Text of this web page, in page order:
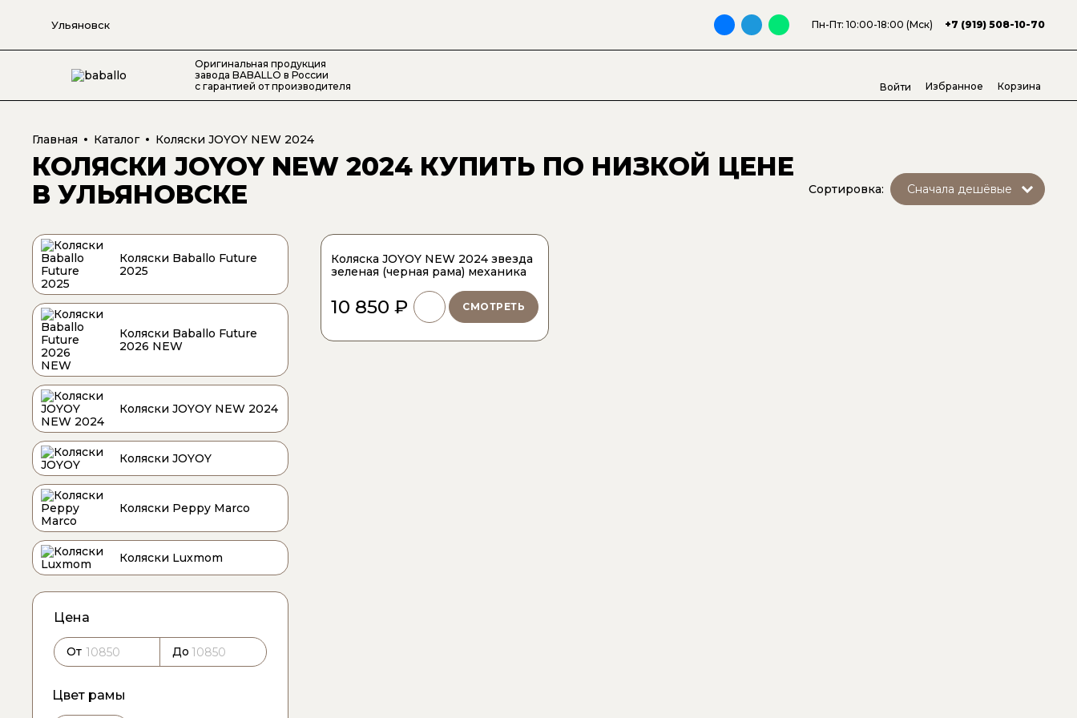
Ульяновск Пн-Пт: 10:00-18:00 (Мск) +7 (919) 508-10-70
Оригинальная продукция
завода BABALLO в России
с гарантией от производителя
Войти Избранное Корзина
Главная Каталог Коляски JOYOY NEW 2024
КОЛЯСКИ JOYOY NEW 2024 КУПИТЬ ПО НИЗКОЙ ЦЕНЕ
В УЛЬЯНОВСКЕ
Коляски Baballo Future
2025
Коляски Baballo Future
2026 NEW
Коляски JOYOY NEW 2024
Коляски JOYOY
Коляски Peppy Marco
Коляски Luxmom
Цена
От До
Цвет рамы
Сортировка:
Коляска JOYOY NEW 2024 звезда
зеленая (черная рама) механика
10 850 ₽ СМОТРЕТЬ